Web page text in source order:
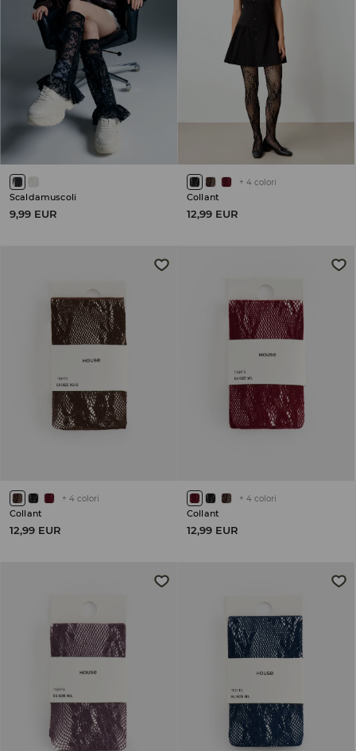
Scaldamuscoli
9,99 EUR
+ 4 colori
Collant
12,99 EUR
+ 4 colori
Collant
12,99 EUR
+ 4 colori
Collant
12,99 EUR